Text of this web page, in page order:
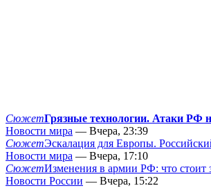
СюжетГрязные технологии. Атаки
Новости мира — Вчера, 23:39
СюжетЭскалация для Европы.
Новости мира — Вчера, 17:10
СюжетИзменения в армии РФ: что стоит
Новости России — Вчера, 15:22